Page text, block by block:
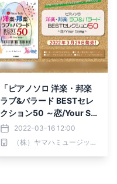
「ピアノソロ 洋楽・邦楽
ラブ&バラード BESTセレ
クション50 ～恋/Your So
ng～」 3月29日発売！
2022-03-16 12:00
（株）ヤマハミュージックエンタテインメントホールディングス